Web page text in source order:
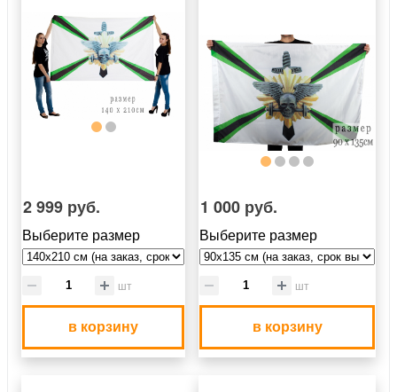
2 999 руб.
Выберите размер
шт
в корзину
1 000 руб.
Выберите размер
шт
в корзину